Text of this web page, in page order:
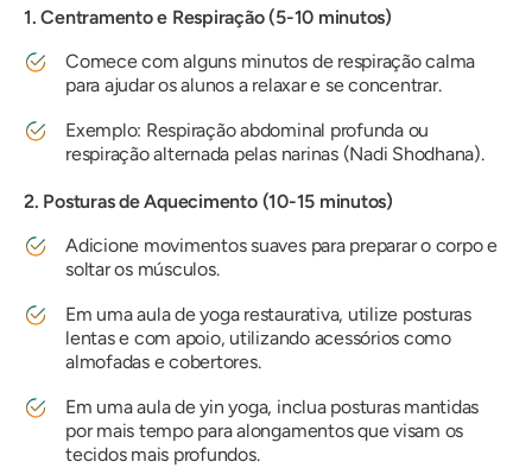
1. Centramento e Respiração (5-10 minutos)
Comece com alguns minutos de respiração calma
para ajudar os alunos a relaxar e se concentrar.
Exemplo: Respiração abdominal profunda ou
respiração alternada pelas narinas (Nadi Shodhana).
2. Posturas de Aquecimento (10-15 minutos)
Adicione movimentos suaves para preparar o corpo e
soltar os músculos.
Em uma aula de yoga restaurativa, utilize posturas
lentas e com apoio, utilizando acessórios como
almofadas e cobertores.
Em uma aula de yin yoga, inclua posturas mantidas
por mais tempo para alongamentos que visam os
tecidos mais profundos.